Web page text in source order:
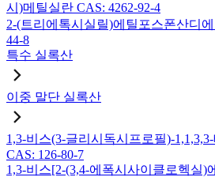
시)메틸실란 CAS: 4262-92-4
2-(트리에톡시실릴)에틸포스폰산디
44-8
특수 실록산
이중 말단 실록산
1,3-비스(3-글리시독시프로필)-
CAS: 126-80-7
1,3-비스[2-(3,4-에폭시사이클로헥실)